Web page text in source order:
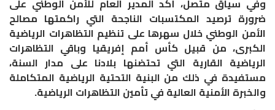
وفي سياق متصل، أكد المدير العام للأمن الوطني على
ضرورة ترصيد المكتسبات الناجحة التي راكمتها مصالح
الأمن الوطني خلال سهرها على تنظيم التظاهرات الرياضية
الكبرى، من قبيل كأس أمم إفريقيا وباقي التظاهرات
الرياضية القارية التي تحتضنها بلادنا على مدار السنة،
مستفيدة في ذلك من البنية التحتية الرياضية المتكاملة
والخبرة الأمنية العالية في تأمين التظاهرات الرياضية.